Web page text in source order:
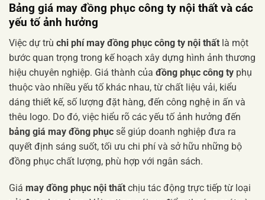
Bảng giá may đồng phục công ty nội thất và các
yếu tố ảnh hưởng
Việc dự trù chi phí may đồng phục công ty nội thất là một
bước quan trọng trong kế hoạch xây dựng hình ảnh thương
hiệu chuyên nghiệp. Giá thành của đồng phục công ty phụ
thuộc vào nhiều yếu tố khác nhau, từ chất liệu vải, kiểu
dáng thiết kế, số lượng đặt hàng, đến công nghệ in ấn và
thêu logo. Do đó, việc hiểu rõ các yếu tố ảnh hưởng đến
bảng giá may đồng phục sẽ giúp doanh nghiệp đưa ra
quyết định sáng suốt, tối ưu chi phí và sở hữu những bộ
đồng phục chất lượng, phù hợp với ngân sách.
Giá may đồng phục nội thất chịu tác động trực tiếp từ loại